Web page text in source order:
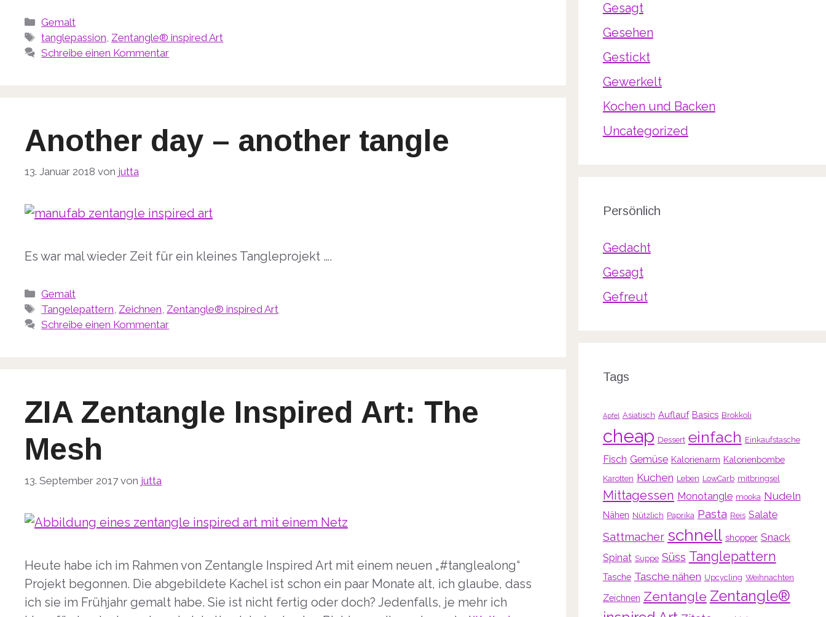
Kategorien
Gemalt
Schlagwörter
tanglepassion Zentangle® inspired Art
Schreibe einen Kommentar
Another day – another tangle
13. Januar 2018 von jutta
Es war mal wieder Zeit für ein kleines Tangleprojekt ….
Kategorien
Gemalt
Schlagwörter
Tangelepattern, Zeichnen, Zentangle® inspired Art
Schreibe einen Kommentar
ZIA Zentangle Inspired Art: The
Mesh
13. September 2017 von jutta
Heute habe ich im Rahmen von Zentangle Inspired Art mit einem neuen „#tanglealong“
Projekt begonnen. Die abgebildete Kachel ist schon ein paar Monate alt, ich glaube, dass
ich sie im Frühjahr gemalt habe. Sie ist nicht fertig oder doch? Jedenfalls, je mehr ich
Gesagt
Gesehen
Gestickt
Gewerkelt
Kochen und Backen
Uncategorized
Persönlich
Gedacht
Gesagt
Gefreut
Tags
Apfel Asiatisch Auflauf Basics Brokkoli
cheap Dessert einfach Einkaufstasche
Fisch Gemüse Kalorienarm Kalorienbombe
Karotten Kuchen Leben LowCarb mitbringsel
Mittagessen Monotangle mooka Nudeln
Nähen Nützlich Paprika Pasta Reis Salate
Sattmacher schnell shopper Snack
Spinat Suppe Süss Tanglepattern
Tasche Tasche nähen Upcycling Weihnachten
Zeichnen Zentangle Zentangle®